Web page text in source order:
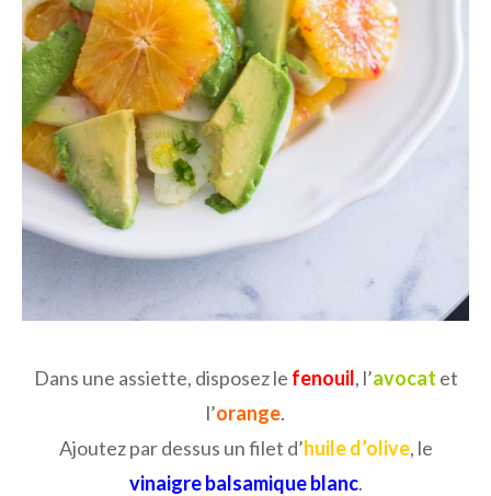
Dans une assiette, disposez le fenouil, l’avocat et
l’orange.
Ajoutez par dessus un filet d’huile d’olive, le
vinaigre balsamique blanc.